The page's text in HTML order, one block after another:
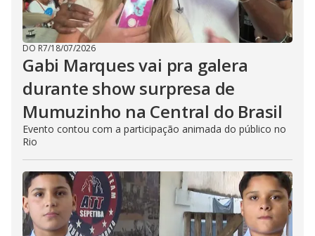
DO R7/18/07/2026
Gabi Marques vai pra galera
durante show surpresa de
Mumuzinho na Central do Brasil
Evento contou com a participação animada do público no
Rio